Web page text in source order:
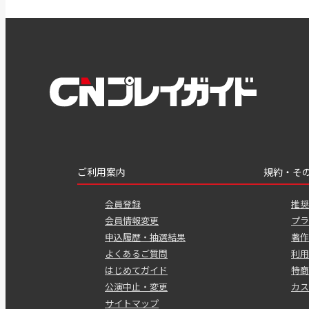
ご利用案内
会員登録
会員情報変更
申込履歴・抽選結果
よくあるご質問
はじめてガイド
公演中止・変更
サイトマップ
規約・そ
推
プ
著
利
特
カ